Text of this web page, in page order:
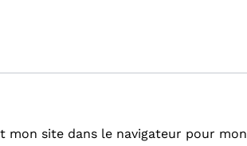
mon site dans le navigateur pour mon